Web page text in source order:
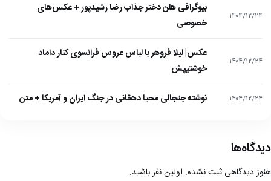
۱۴۰۴/۱۲/۲۴
بیوگرافی هلن دختر جذاب رضا رشیدپور + عکس‌های
خصوصی
۱۴۰۴/۱۲/۲۴
عکس| لیلا فروهر با لباس عروس فرانسوی کنار داماد
خوشتیپش
۱۴۰۴/۱۲/۲۴ نوشته جنجالی محیا دهقانی در جنگ ایران و آمریکا + متن
دیدگاه‌ها
هنوز دیدگاهی ثبت نشده. اولین نفر باشید.